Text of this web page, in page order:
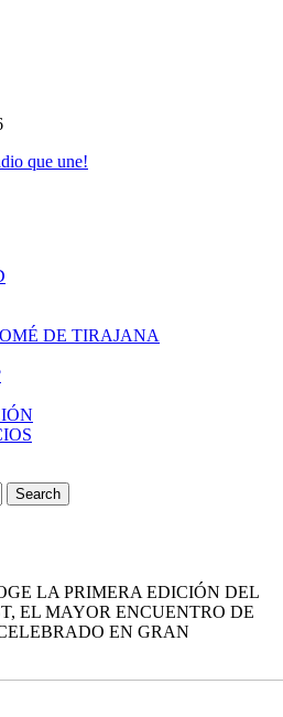
que une!
DE TIRAJANA
LA PRIMERA EDICIÓN DEL
EL MAYOR ENCUENTRO DE
EN GRAN